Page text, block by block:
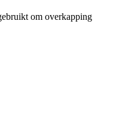
om overkapping